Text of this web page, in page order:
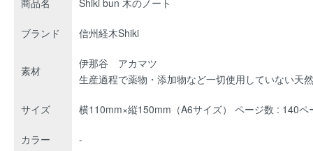
商品名 Shiki bun 木のノート
ブランド 信州経木Shiki
素材
伊那谷 アカマツ
生産過程で薬物・添加物など一切使用していない天
サイズ 横110mm×縦150mm（A6サイズ） ページ数 : 140ペ
カラー -